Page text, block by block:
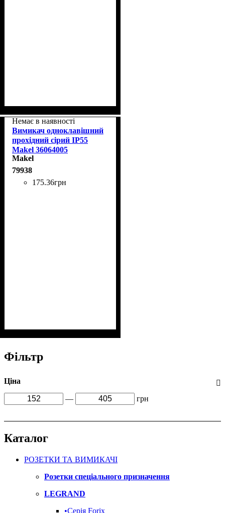
Немає в наявності
Вимикач одноклавішний
прохідний сірий IP55
Makel 36064005
Makel
79938
175.36грн
Фільтр
Ціна
— грн
Каталог
РОЗЕТКИ ТА ВИМИКАЧІ
Розетки спеціального призначення
LEGRAND
•Cерія Forix